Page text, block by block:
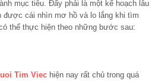
mục tiêu. Đấy phải là một kế hoạch lâu
được cái nhìn mơ hồ và lo lắng khi tìm
thể thực hiện theo những bước sau:
Tim Viec hiện nay rất chủ trong quá